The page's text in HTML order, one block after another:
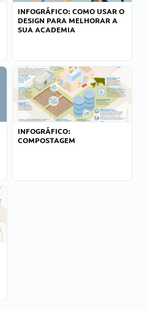
INFOGRÁFICO: COMO USAR O
DESIGN PARA MELHORAR A
SUA ACADEMIA
INFOGRÁFICO:
COMPOSTAGEM